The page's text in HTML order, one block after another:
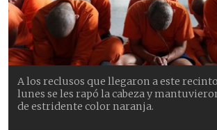
A los reclusos que llegaron a este
lunes se les rapó la cabeza y
de estridente color naranja.